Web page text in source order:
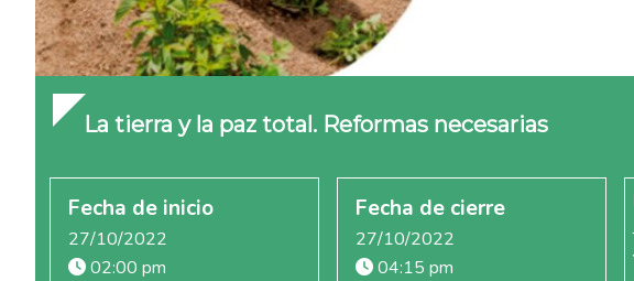
La tierra y la paz total. Reformas necesarias
Fecha de inicio
27/10/2022
02:00 pm
Fecha de cierre
27/10/2022
04:15 pm